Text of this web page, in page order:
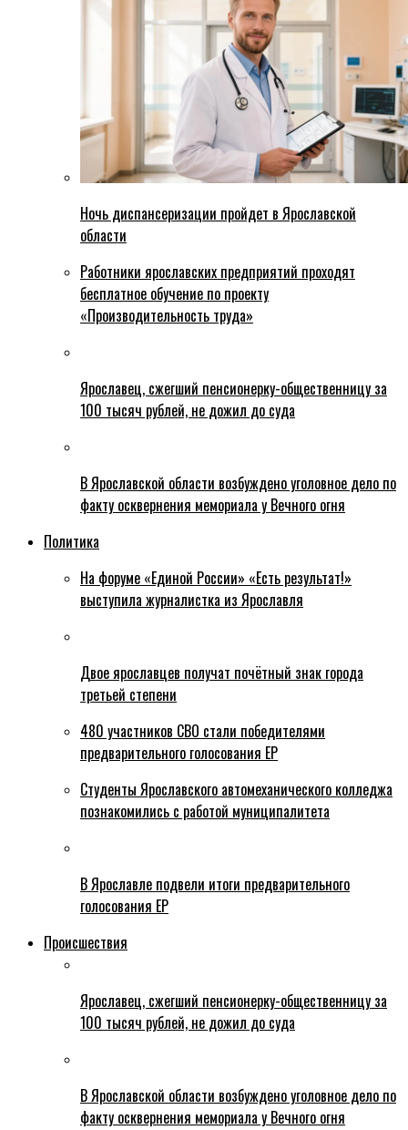
Ночь диспансеризации пройдет в Ярославской
области
Работники ярославских предприятий проходят
бесплатное обучение по проекту
«Производительность труда»
Ярославец, сжегший пенсионерку-общественницу за
100 тысяч рублей, не дожил до суда
В Ярославской области возбуждено уголовное дело по
факту осквернения мемориала у Вечного огня
Политика
На форуме «Единой России» «Есть результат!»
выступила журналистка из Ярославля
Двое ярославцев получат почётный знак города
третьей степени
480 участников СВО стали победителями
предварительного голосования ЕР
Студенты Ярославского автомеханического колледжа
познакомились с работой муниципалитета
В Ярославле подвели итоги предварительного
голосования ЕР
Происшествия
Ярославец, сжегший пенсионерку-общественницу за
100 тысяч рублей, не дожил до суда
В Ярославской области возбуждено уголовное дело по
факту осквернения мемориала у Вечного огня